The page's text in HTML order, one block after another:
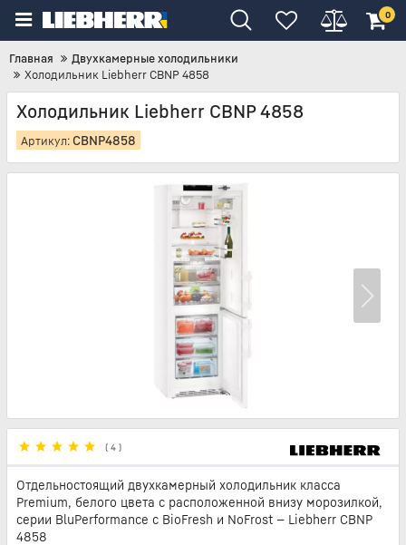
0
Главная
Двухкамерные холодильники
Холодильник Liebherr CBNP 4858
Холодильник Liebherr CBNP 4858
Артикул: CBNP4858
( 4 )
Отдельностоящий двухкамерный холодильник класса
Premium, белого цвета с расположенной внизу морозилкой,
серии BluPerformance с BioFresh и NoFrost — Liebherr CBNP
4858